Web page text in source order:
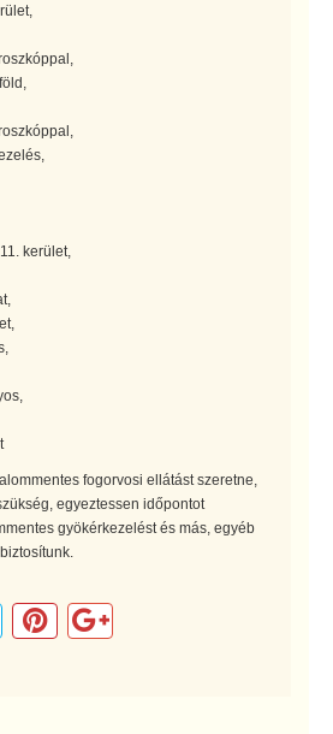
kerület,
fogorvosi ellátást szeretne,
egyeztessen időpontot
gyökérkezelést és más, egyéb